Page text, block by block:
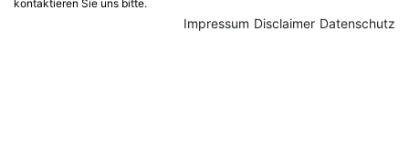
kontaktieren Sie uns bitte.
Datenschutz
Disclaimer
Impressum